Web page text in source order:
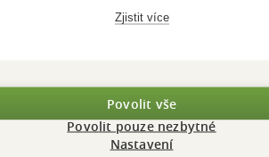
Hodnocení a recenze čtenářů
Zjistit více
Povolit vše
Povolit pouze nezbytné
Nastavení